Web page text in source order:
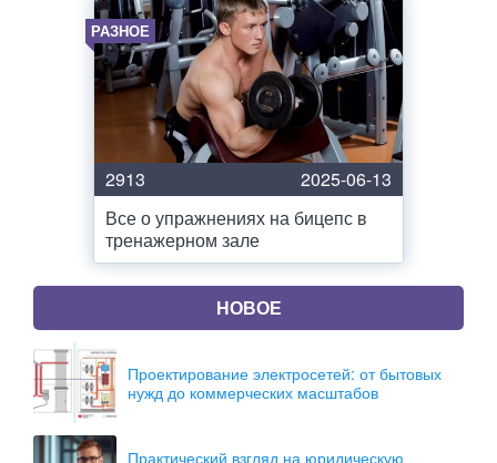
РАЗНОЕ
2913
2025-06-13
Все о упражнениях на бицепс в
тренажерном зале
НОВОЕ
Проектирование электросетей: от бытовых
нужд до коммерческих масштабов
Практический взгляд на юридическую